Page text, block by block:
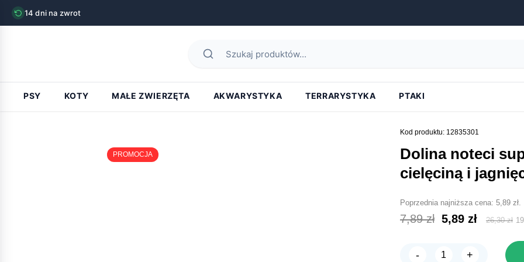
14 dni na zwrot
PSY KOTY MAŁE ZWIERZĘTA AKWARYSTYKA TERRARYSTYKA PTAKI
PROMOCJA
Kod produktu: 12835301
dolina noteci superfood adult z
cielęciną i
Poprzednia najniższa cena: 5,89 zł.
7,89zł Pierwotna
wynosiła:
5,89 zł
wynosi:
26,30zł
-
ilość
+